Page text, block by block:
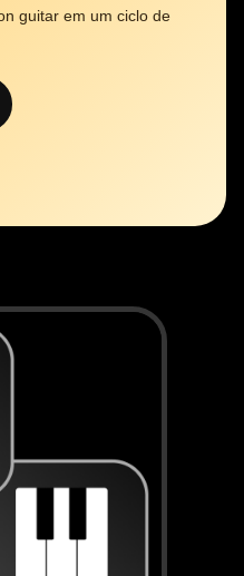
guitar em um ciclo de